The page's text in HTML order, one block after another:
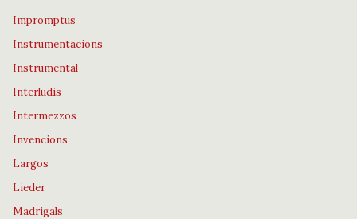
Impromptus
Instrumentacions
Instrumental
Interludis
Intermezzos
Invencions
Largos
Lieder
Madrigals